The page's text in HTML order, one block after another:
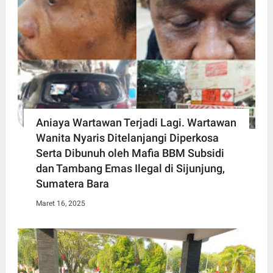
Aniaya Wartawan Terjadi Lagi. Wartawan
Wanita Nyaris Ditelanjangi Diperkosa
Serta Dibunuh oleh Mafia BBM Subsidi
dan Tambang Emas Ilegal di Sijunjung,
Sumatera Bara
Maret 16, 2025